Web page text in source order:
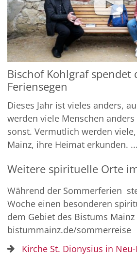
Bischof Kohlgraf spendet
Feriensegen
Dieses Jahr ist vieles anders,
werden viele Menschen
sonst. Vermutlich werden
Mainz, ihre Heimat erkunden. ...
Weitere spirituelle Orte
Während der Sommerferien
Woche einen besonderen
dem Gebiet des Bistums Mainz
bistummainz.de/sommerreise
Kirche St. Dionysius in